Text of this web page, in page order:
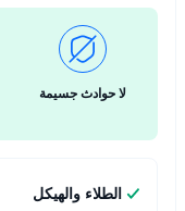
لا حوادث جسيمة
الطلاء والهيكل